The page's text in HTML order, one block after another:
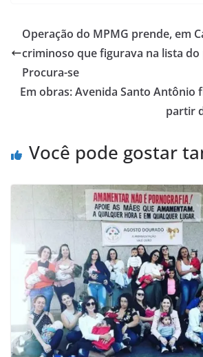
Operação do MPMG prende, em
criminoso que figurava na lista
Procura-se
Em obras: Avenida Santo Antônio
partir
Você pode gostar